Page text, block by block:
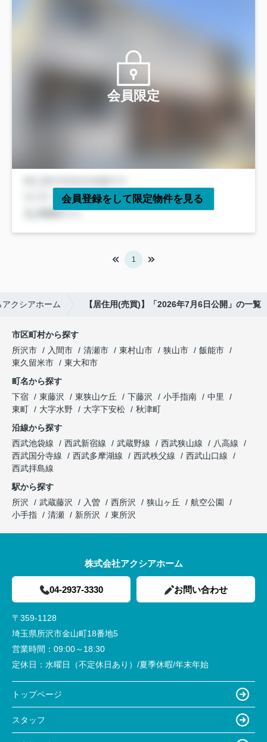
会員限定
会員登録をして限定物件を見る
1
クシアホーム 【居住用(売買)】「2026年7月6日公開」の一覧
市区町村から探す
所沢市
入間市 清瀬市 東村山市 狭山市
飯能市
東久留米市
東大和市
町名から探す
下宿
東藤沢 東狭山ケ丘 下藤沢 小手指南
中里
東町
大字水野 大字下安松
秋津町
沿線から探す
西武池袋線
西武新宿線 武蔵野線 西武狭山線
八高線
西武国分寺線
西武多摩湖線 西武秩父線
西武山口線
西武拝島線
駅から探す
所沢
武蔵藤沢 入曽 西所沢 狭山ヶ丘
航空公園
小手指
清瀬 新所沢 東所沢
株式会社アクシアホーム
04-2937-3330 お問い合わせ
〒359-1128
埼玉県所沢市金山町18番地5
営業時間： 09:00～18:30
定休日： 水曜日（不定休日あり）/夏季休暇/年末年始
トップページ
スタッフ